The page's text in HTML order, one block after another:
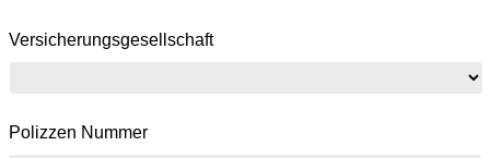
Versicherungsgesellschaft
Polizzen Nummer